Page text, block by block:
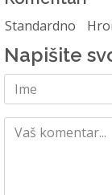
Standardno
Napišite